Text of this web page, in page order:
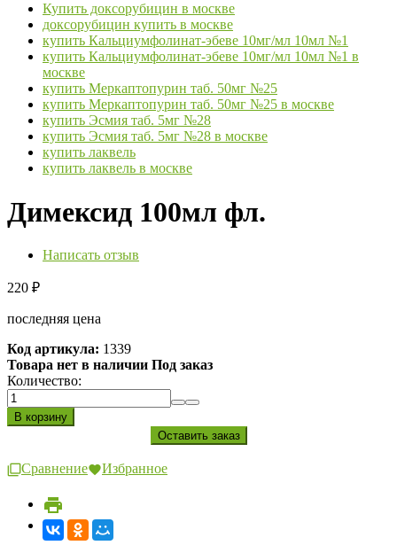
Купить доксорубицин в москве
доксорубицин купить в москве
купить Кальциумфолинат-эбеве 10мг/мл 10мл №1
купить Кальциумфолинат-эбеве 10мг/мл 10мл №1 в
москве
купить Меркаптопурин таб. 50мг №25
купить Меркаптопурин таб. 50мг №25 в москве
купить Эсмия таб. 5мг №28
купить Эсмия таб. 5мг №28 в москве
купить лаквель
купить лаквель в москве
Димексид 100мл фл.
Написать отзыв
220 ₽
последняя цена
Код артикула: 1339
Товара нет в наличии Под заказ
Количество:
Сравнение Избранное